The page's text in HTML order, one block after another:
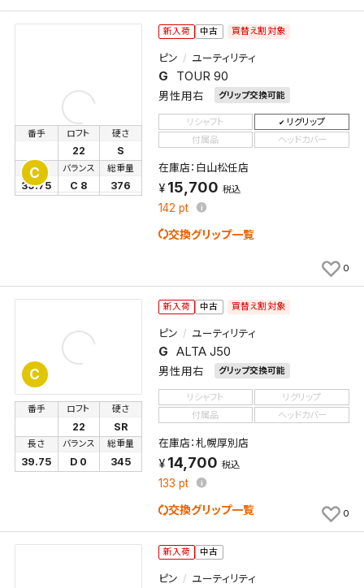
C
新入荷 中古 買替え割対象
ピン ユーティリティ
G TOUR 90
男性用右 グリップ交換可能
番手 ロフト
22
硬さ
S
長さ
39.75
バランス
C 8
総重量
376
リシャフト
リグリップ
付属品
ヘッドカバー
在庫店：白山松任店
15,700 税込
142 pt
交換グリップ一覧
0
C
新入荷 中古 買替え割対象
ピン ユーティリティ
G ALTA J50
男性用右 グリップ交換可能
番手 ロフト
22
硬さ
SR
長さ
39.75
バランス
D 0
総重量
345
リシャフト
リグリップ
付属品
ヘッドカバー
在庫店：札幌厚別店
14,700 税込
133 pt
交換グリップ一覧 0
新入荷 中古
ピン ユーティリティ